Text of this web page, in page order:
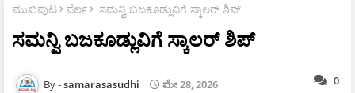
ಮುಖಪುಟ ಪೆರ್ಲ ಸಮನ್ವಿ ಬಜಕೂಡ್ಲುವಿಗೆ ಸ್ಕಾಲರ್ ಶಿಪ್
ಸಮನ್ವಿ ಬಜಕೂಡ್ಲುವಿಗೆ ಸ್ಕಾಲರ್ ಶಿಪ್
0
samarasasudhi ಮೇ 28, 2026